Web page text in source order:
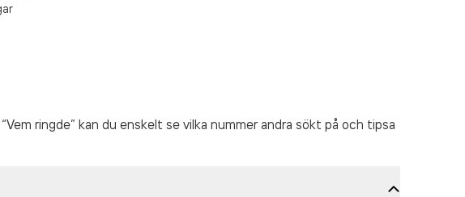
ringde” kan du enskelt se vilka nummer andra sökt på och tipsa